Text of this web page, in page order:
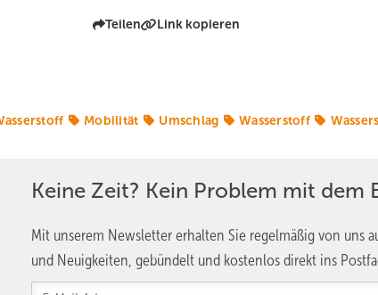
Teilen Link kopieren
Mobilität Umschlag Wasserstoff
Keine Zeit? Kein Problem mit dem
Mit unserem Newsletter erhalten Sie regelmäßig von uns
und Neuigkeiten, gebündelt und kostenlos direkt ins